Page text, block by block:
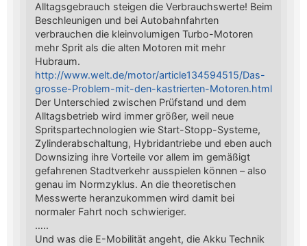
Alltagsgebrauch steigen die Verbrauchswerte! Beim
Beschleunigen und bei Autobahnfahrten
verbrauchen die kleinvolumigen Turbo-Motoren
mehr Sprit als die alten Motoren mit mehr
Hubraum.
http://www.welt.de/motor/article134594515/Das-
grosse-Problem-mit-den-kastrierten-Motoren.html
Der Unterschied zwischen Prüfstand und dem
Alltagsbetrieb wird immer größer, weil neue
Spritspartechnologien wie Start-Stopp-Systeme,
Zylinderabschaltung, Hybridantriebe und eben auch
Downsizing ihre Vorteile vor allem im gemäßigt
gefahrenen Stadtverkehr ausspielen können – also
genau im Normzyklus. An die theoretischen
Messwerte heranzukommen wird damit bei
normaler Fahrt noch schwieriger.
…..
Und was die E-Mobilität angeht, die Akku Technik